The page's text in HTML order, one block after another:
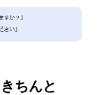
ちんと